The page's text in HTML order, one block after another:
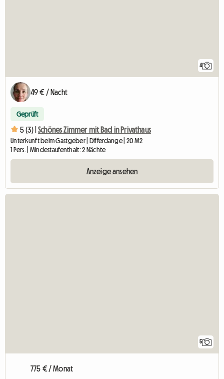
4
49 € / Nacht
Geprüft
5 (3) | Schönes Zimmer mit Bad in Privathaus
Unterkunft beim Gastgeber | Differdange | 20 M2
1 Pers. | Mindestaufenthalt: 2 Nächte
Anzeige ansehen
5
775 € / Monat